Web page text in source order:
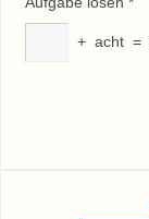
+ acht =